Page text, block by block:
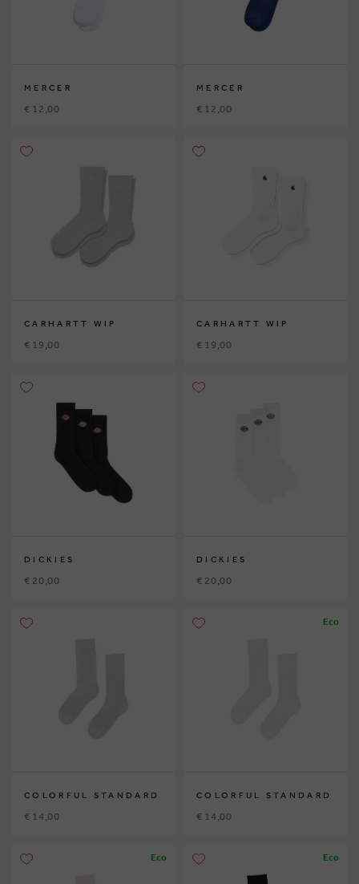
MERCER
€ 12,00
MERCER
€ 12,00
CARHARTT WIP
€ 19,00
CARHARTT WIP
€ 19,00
DICKIES
€ 20,00
DICKIES
€ 20,00
COLORFUL STANDARD
€ 14,00
Eco
COLORFUL STANDARD
€ 14,00
Eco Eco